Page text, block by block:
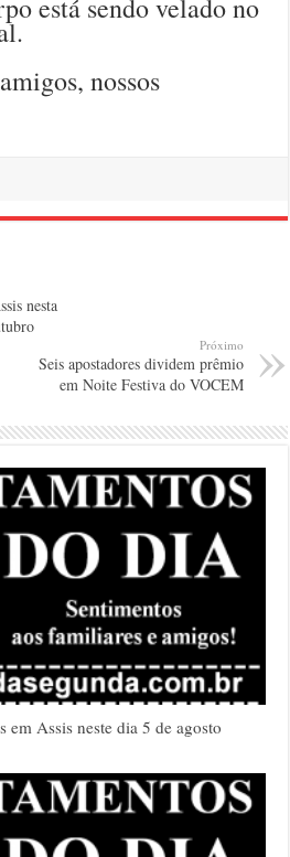
está sendo velado no
nossos
nesta
Próximo
Seis apostadores dividem prêmio
em Noite Festiva do VOCEM
em Assis neste dia 5 de agosto